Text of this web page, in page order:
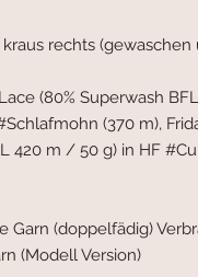
kraus rechts
(80% Superwash
(370 m),
420 m / 50 g) in HF
Garn (doppelfädig)
(Modell Version)